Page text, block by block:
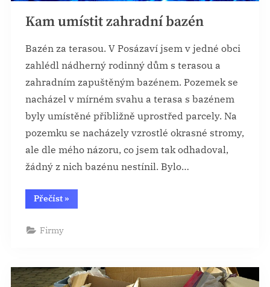
Kam umístit zahradní bazén
Bazén za terasou. V Posázaví jsem v jedné obci
zahlédl nádherný rodinný dům s terasou a
zahradním zapuštěným bazénem. Pozemek se
nacházel v mírném svahu a terasa s bazénem
byly umístěné přibližně uprostřed parcely. Na
pozemku se nacházely vzrostlé okrasné stromy,
ale dle mého názoru, co jsem tak odhadoval,
žádný z nich bazénu nestínil. Bylo…
Přečíst“Kam
umístit
»
Firmy